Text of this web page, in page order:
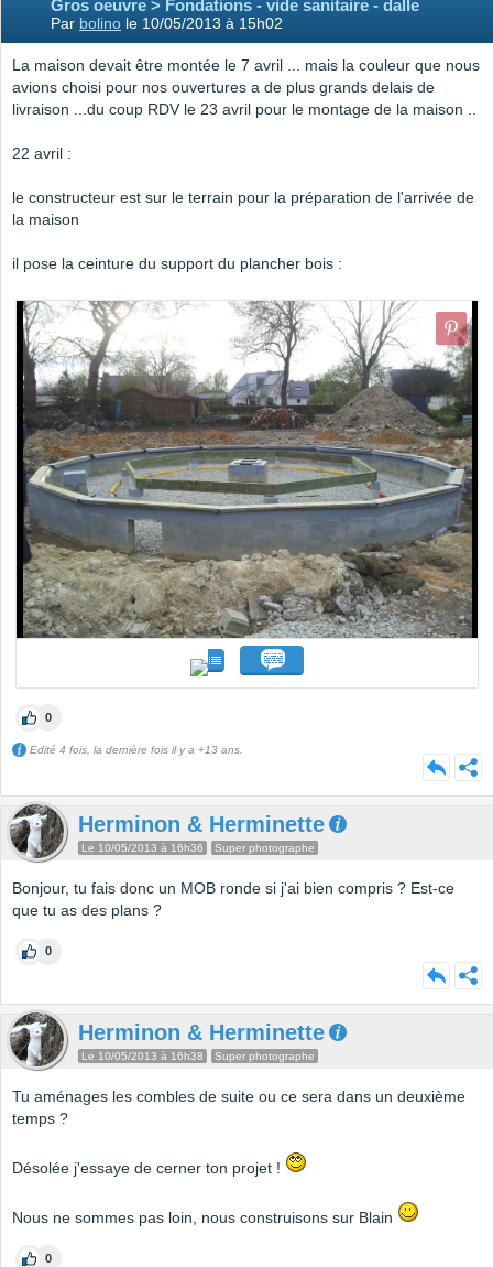
Gros oeuvre > Fondations - vide sanitaire - dalle
Par bolino le 10/05/2013 à 15h02
La maison devait être montée le 7 avril ... mais la couleur que nous
avions choisi pour nos ouvertures a de plus grands delais de
livraison ...du coup RDV le 23 avril pour le montage de la maison ..
22 avril :
le constructeur est sur le terrain pour la préparation de l'arrivée de
la maison
il pose la ceinture du support du plancher bois :
0
Edité 4 fois, la dernière fois il y a +13 ans.
Herminon & Herminette
Le 10/05/2013 à 16h36 Super photographe
Bonjour, tu fais donc un MOB ronde si j'ai bien compris ? Est-ce
que tu as des plans ?
0
Herminon & Herminette
Le 10/05/2013 à 16h38 Super photographe
Tu aménages les combles de suite ou ce sera dans un deuxième
temps ?
Désolée j'essaye de cerner ton projet !
Nous ne sommes pas loin, nous construisons sur Blain
0